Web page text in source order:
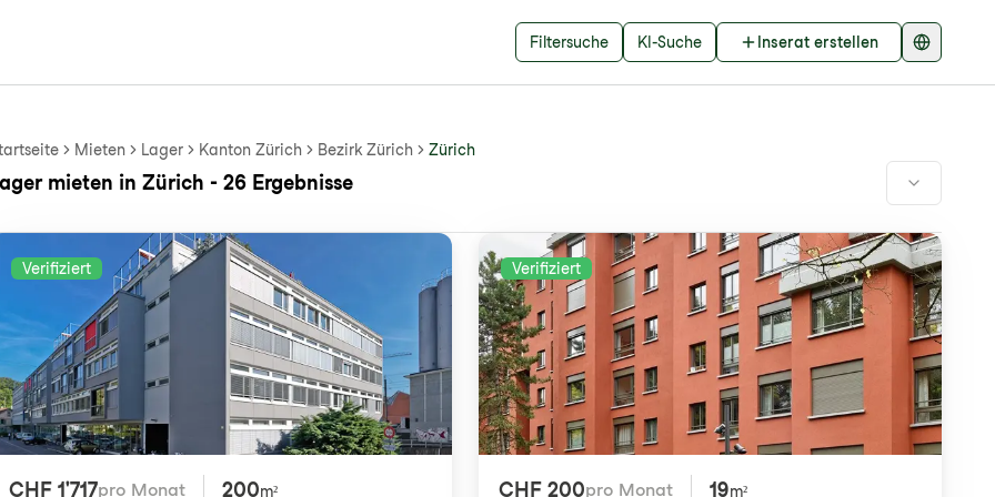
Filtersuche KI-Suche Inserat erstellen
Mieten Lager Kanton Zürich Bezirk Zürich Zürich
mieten in Zürich - 26 Ergebnisse
Verifiziert
CHF 1'717pro Monat 200m²
Verifiziert
CHF 200pro Monat 19m²